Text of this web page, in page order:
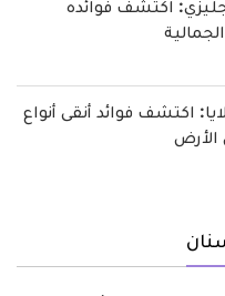
اكتشف فوائده
اكتشف فوائد أنقى أنواع
الأرض